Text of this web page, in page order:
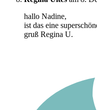
hallo Nadine,
ist das eine
gruß Regina U.